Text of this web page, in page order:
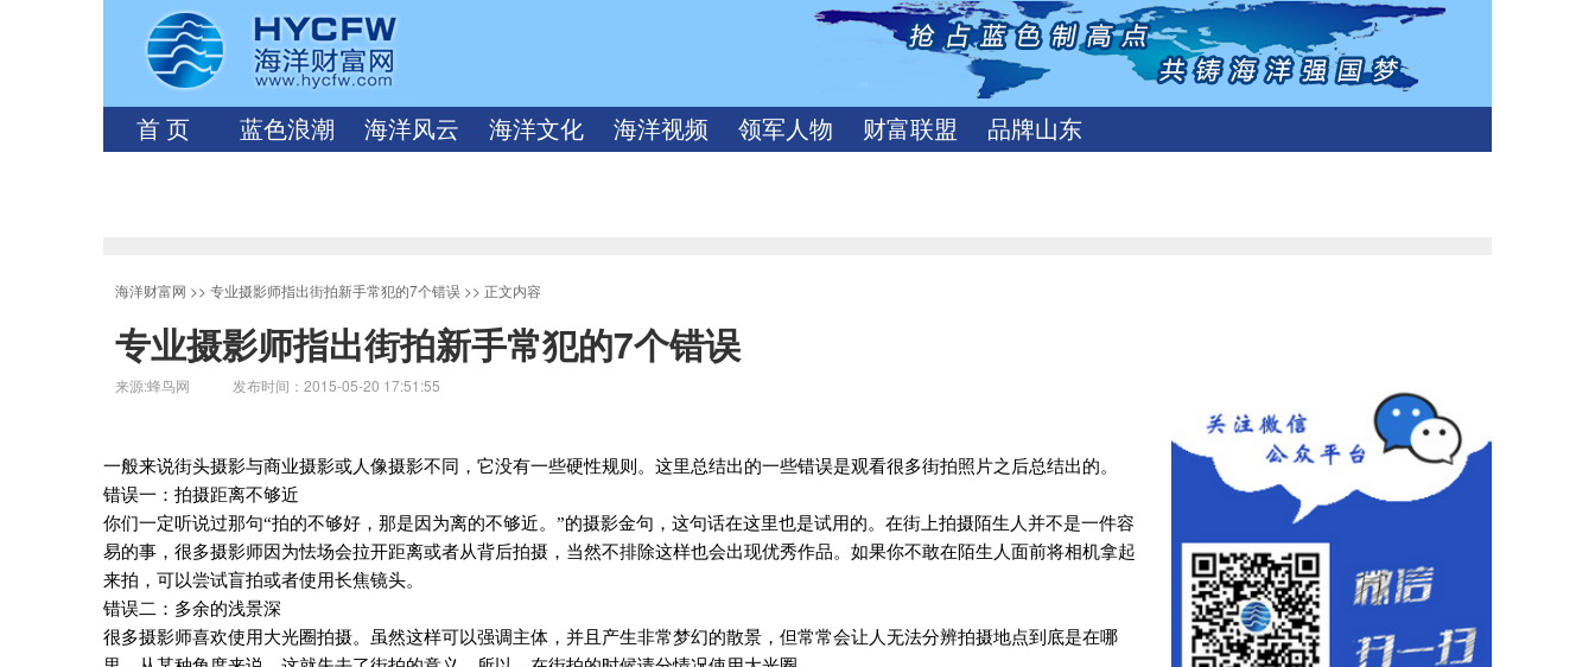
首 页 蓝色浪潮 海洋风云 海洋文化 海洋视频 领军人物 财富联盟 品牌山东
海洋财富网 >> 专业摄影师指出街拍新手常犯的7个错误 >> 正文内容
专业摄影师指出街拍新手常犯的7个错误
来源:蜂鸟网 发布时间：2015-05-20 17:51:55
一般来说街头摄影与商业摄影或人像摄影不同，它没有一些硬性规则。这里总结出的一些错误是观看很多街拍照片之后总结出的。
错误一：拍摄距离不够近
你们一定听说过那句“拍的不够好，那是因为离的不够近。”的摄影金句，这句话在这里也是试用的。在街上拍摄陌生人并不是一件容
易的事，很多摄影师因为怯场会拉开距离或者从背后拍摄，当然不排除这样也会出现优秀作品。如果你不敢在陌生人面前将相机拿起
来拍，可以尝试盲拍或者使用长焦镜头。
错误二：多余的浅景深
很多摄影师喜欢使用大光圈拍摄。虽然这样可以强调主体，并且产生非常梦幻的散景，但常常会让人无法分辨拍摄地点到底是在哪